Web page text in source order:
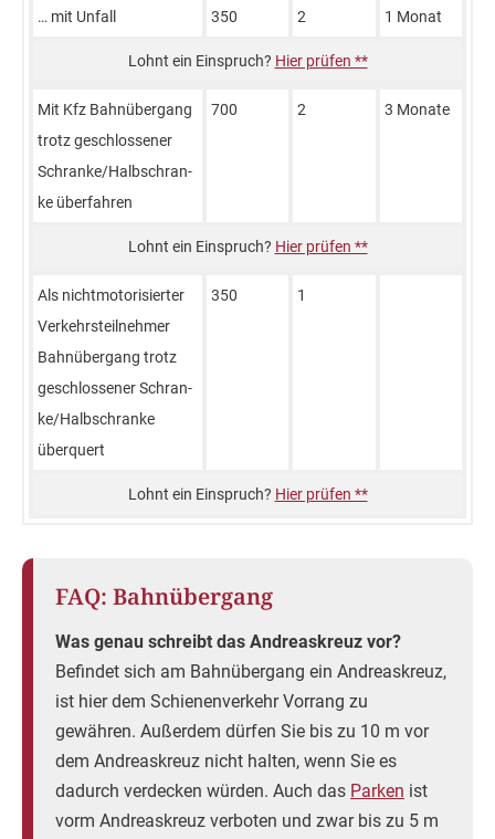
… mit Unfall 350 2 1 Monat
Hier prüfen **
Mit Kfz Bahnübergang
trotz geschlossener
Schran­ke/Halb­schran­
ke überfahren
700 2 3 Monate
Hier prüfen **
Als nichtmotorisierter
Verkehrsteilnehmer
Bahnübergang trotz
geschlossener Schran­
ke/Halb­schran­ke
überquert
350 1
Hier prüfen **
FAQ: Bahnübergang
Was genau schreibt das Andreaskreuz vor?
Befindet sich am Bahnübergang ein Andreaskreuz,
ist hier dem Schienenverkehr Vorrang zu
gewähren. Außerdem dürfen Sie bis zu 10 m vor
dem Andreaskreuz nicht halten, wenn Sie es
dadurch verdecken würden. Auch das Parken ist
vorm Andreaskreuz verboten und zwar bis zu 5 m